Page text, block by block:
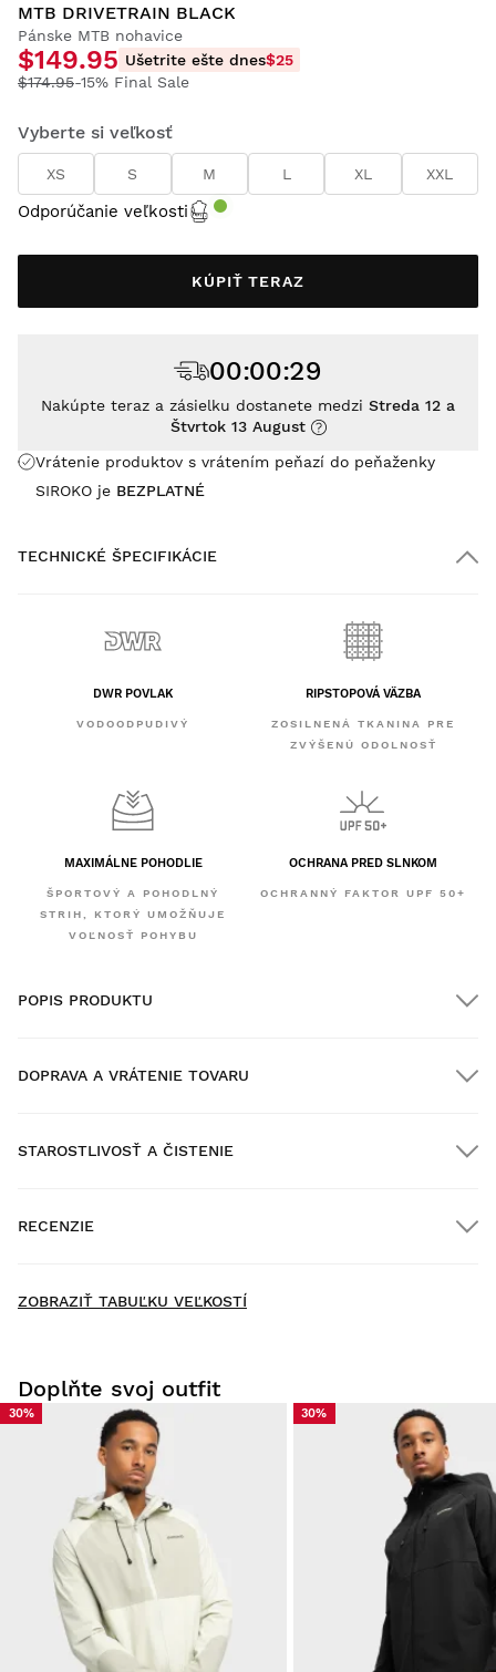
MTB DRIVETRAIN BLACK
Pánske MTB nohavice
$149.95 Ušetrite ešte dnes$25
$174.95-15% Final Sale
Vyberte si veľkosť
XS S M L XL XXL
Odporúčanie veľkosti
KÚPIŤ TERAZ
Vrátenie produktov s vrátením peňazí do peňaženky
SIROKO je BEZPLATNÉ
00:00:29
Nakúpte teraz a zásielku dostanete medzi Streda 12 a
Štvrtok 13 August
TECHNICKÉ ŠPECIFIKÁCIE
DWR POVLAK
VODOODPUDIVÝ
RIPSTOPOVÁ VÄZBA
ZOSILNENÁ TKANINA PRE
ZVÝŠENÚ ODOLNOSŤ
MAXIMÁLNE POHODLIE
ŠPORTOVÝ A POHODLNÝ
STRIH, KTORÝ UMOŽŇUJE
VOĽNOSŤ POHYBU
OCHRANA PRED SLNKOM
OCHRANNÝ FAKTOR UPF 50+
POPIS PRODUKTU
DOPRAVA A VRÁTENIE TOVARU
Doručenie domov
pri objednávkach nad
Vyskúšajte si naše produkty pohodlne doma. Na vrátenie
tovaru máte 30 dní od dátumu doručenia.
Z vášho používateľského účtu môžete jednoducho a rýchlo
vrátiť produkt z vašej objednávky.
Vráťte peniaze pôvodnou platobnou metódou
STAROSTLIVOSŤ A ČISTENIE
RECENZIE
ZOBRAZIŤ TABUĽKU VEĽKOSTÍ
Doplňte svoj outfit
30% 30%